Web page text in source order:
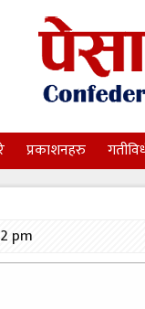
प्रकाशनहरु
pm